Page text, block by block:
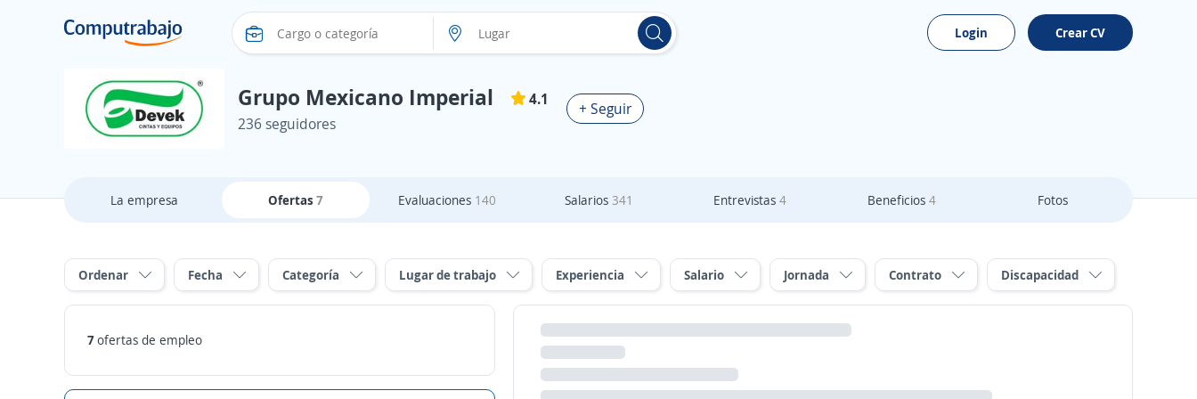
Login Crear CV
Grupo Mexicano Imperial
4.1
236 seguidores
+ Seguir
La empresa Ofertas 7 Evaluaciones 140 Salarios 341 Entrevistas 4 Beneficios 4 Fotos
Ordenar Fecha Categoría Lugar de trabajo Experiencia Salario Jornada Contrato Discapacidad
7ofertas de empleo